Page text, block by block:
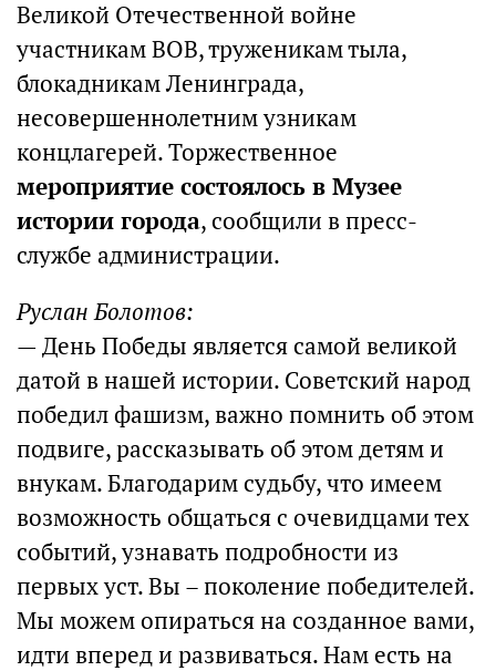
Великой Отечественной войне
участникам ВОВ, труженикам тыла,
блокадникам Ленинграда,
несовершеннолетним узникам
концлагерей. Торжественное
мероприятие состоялось в Музее
истории города, сообщили в пресс-
службе администрации.
Руслан Болотов:
— День Победы является самой великой
датой в нашей истории. Советский народ
победил фашизм, важно помнить об этом
подвиге, рассказывать об этом детям и
внукам. Благодарим судьбу, что имеем
возможность общаться с очевидцами тех
событий, узнавать подробности из
первых уст. Вы – поколение победителей.
Мы можем опираться на созданное вами,
идти вперед и развиваться. Нам есть на